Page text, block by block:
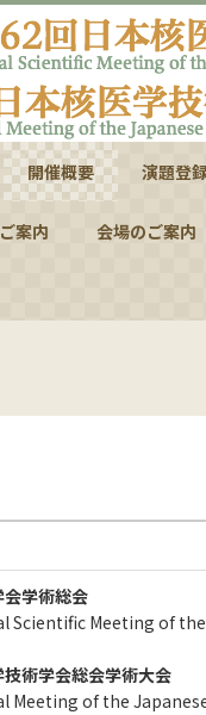
会
総会学術大会
開催概要 演題登
第62回
第42回
第42回
案内 会場のご案内
学術総会
Scientific Meeting of
術学会総会学術大会
Meeting of the